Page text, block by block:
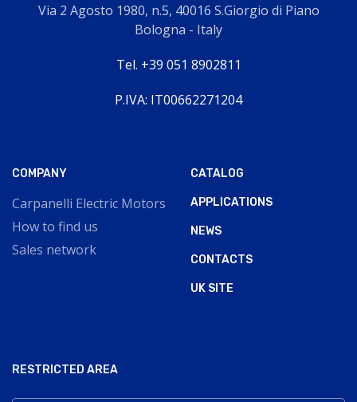
Via 2 Agosto 1980, n.5, 40016 S.Giorgio di Piano
Bologna - Italy
Tel. +39 051 8902811
P.IVA: IT00662271204
COMPANY
Carpanelli Electric Motors
How to find us
Sales network
CATALOG
APPLICATIONS
NEWS
CONTACTS
UK SITE
RESTRICTED AREA